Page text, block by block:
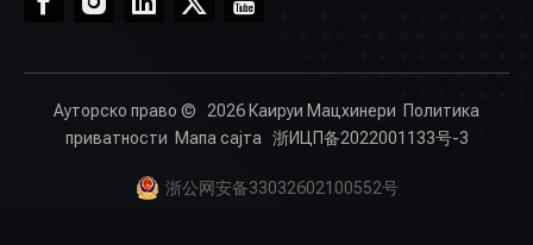
Ауторско право © 2026Каируи Мацхинери Политика
приватности Мапа сајта 浙ИЦП备2022001133号-3
浙公网安备33032602100552号